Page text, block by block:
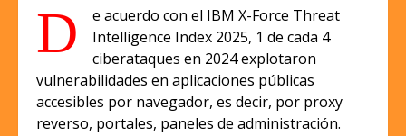
D
e acuerdo con el IBM X-Force Threat
Intelligence Index 2025, 1 de cada 4
ciberataques en 2024 explotaron
vulnerabilidades en aplicaciones públicas
accesibles por navegador, es decir, por proxy
reverso, portales, paneles de administración.